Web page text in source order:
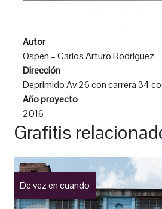
Autor
Ospen – Carlos Arturo Rodriguez
Dirección
Deprimido Av 26 con carrera 34
Año proyecto
2016
Grafitis
De vez en cuando